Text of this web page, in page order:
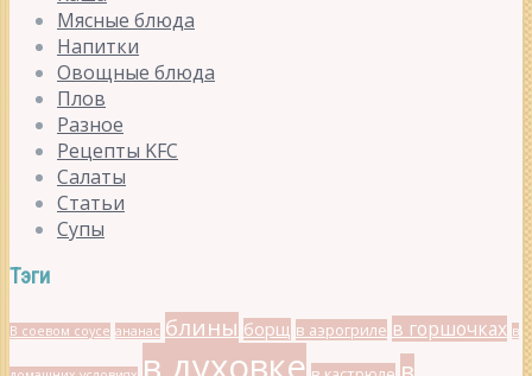
Мясные блюда
Напитки
Овощные блюда
Плов
Разное
Рецепты KFC
Салаты
Статьи
Супы
Тэги
В соевом соусе ананас блины борщ в аэрогриле в горшочках в